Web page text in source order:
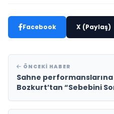
Facebook X (Paylaş)
ÖNCEKI HABER
Sahne
Bozkurt’tan “Sebebini